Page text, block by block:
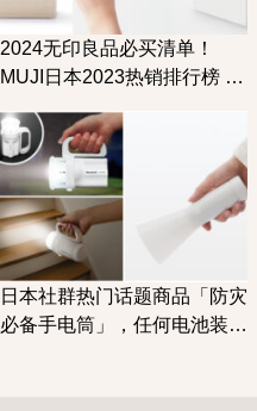
2024无印良品必买清单！
MUJI日本2023热销排行榜 日
日本社群热门话题商品「防灾
必备手电筒」，任何电池装进